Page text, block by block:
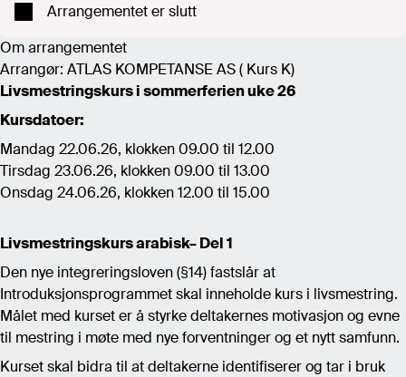
Arrangementet er slutt
Om arrangementet
Arrangør: ATLAS KOMPETANSE AS ( Kurs K)
Livsmestringskurs i sommerferien uke 26
Kursdatoer:
Mandag 22.06.26, klokken 09.00 til 12.00
Tirsdag 23.06.26, klokken 09.00 til 13.00
Onsdag 24.06.26, klokken 12.00 til 15.00
Livsmestringskurs arabisk– Del 1
Den nye integreringsloven (§14) fastslår at
Introduksjonsprogrammet skal inneholde kurs i livsmestring.
Målet med kurset er å styrke deltakernes motivasjon og evne
til mestring i møte med nye forventninger og et nytt samfunn.
Kurset skal bidra til at deltakerne identifiserer og tar i bruk